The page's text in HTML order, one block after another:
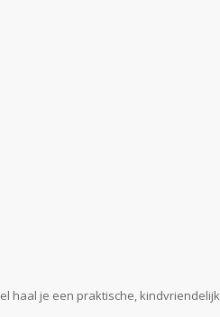
je een praktische,